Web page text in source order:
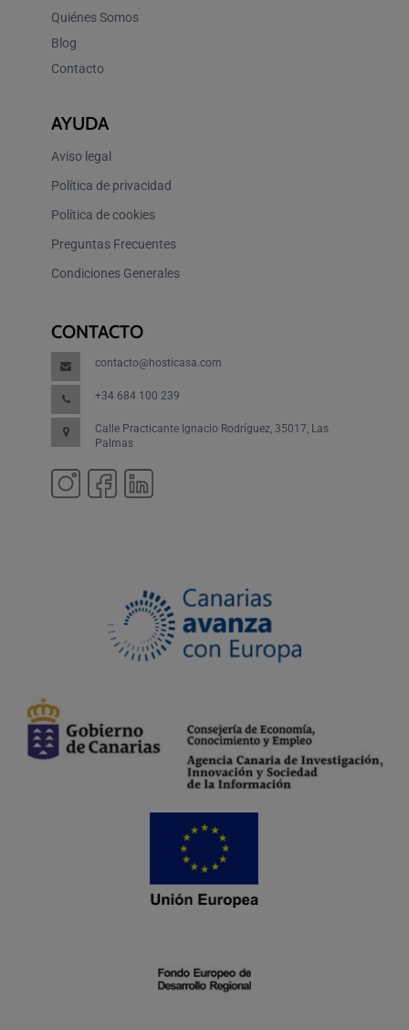
Quiénes Somos
Blog
Contacto
AYUDA
Aviso legal
Política de privacidad
Política de cookies
Preguntas Frecuentes
Condiciones Generales
CONTACTO
contacto@hosticasa.com
+34 684 100 239
Calle Practicante Ignacio Rodríguez, 35017, Las
Palmas